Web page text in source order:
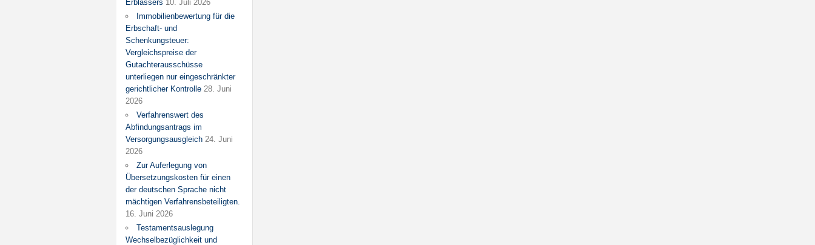
Erblassers 10. Juli 2026
Immobilienbewertung für die
Erbschaft- und
Schenkungsteuer:
Vergleichspreise der
Gutachterausschüsse
unterliegen nur eingeschränkter
gerichtlicher Kontrolle 28. Juni
2026
Verfahrenswert des
Abfindungsantrags im
Versorgungsausgleich 24. Juni
2026
Zur Auferlegung von
Übersetzungskosten für einen
der deutschen Sprache nicht
mächtigen Verfahrensbeteiligten.
16. Juni 2026
Testamentsauslegung
Wechselbezüglichkeit und